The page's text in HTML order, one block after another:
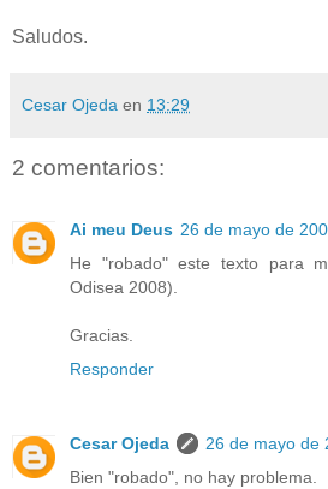
Saludos.
Cesar Ojeda en 13:29
2 comentarios:
Ai meu Deus 26 de mayo de
He "robado" este texto para
Odisea 2008).
Gracias.
Responder
Cesar Ojeda
26 de mayo de
Bien "robado", no hay problema.